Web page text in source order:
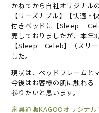
かねてから自社オリジナル
【リーズナブル】【快適
付きベッドに【Sleep
売しておりましたが、本年
【Sleep Celeb】（スリー
した。
現状は、ベッドフレームと
今後はお客様の肌に触れる
参りたいと思います。
家具通販KAGOOオリジナ